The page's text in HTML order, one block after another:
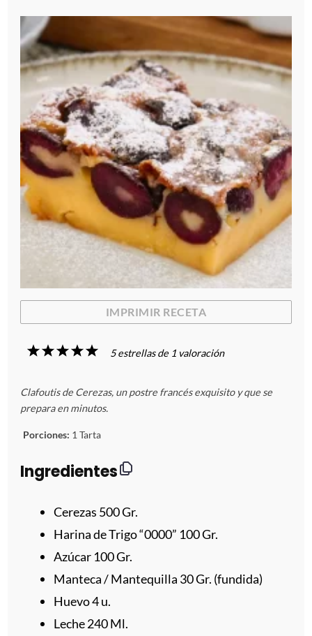
IMPRIMIR RECETA
5
s
t
r
e
l
l
a
s
4
s
t
r
l
l
a
s
3
s
t
r
l
l
a
s
2
s
t
r
e
l
l
a
s
1
s
t
r
l
l
a
5estrellas de 1 valoración
Clafoutis de Cerezas, un postre francés exquisito y que se
prepara en minutos.
Porciones: 1 Tarta
Ingredientes
Cerezas 500Gr.
Harina de Trigo “0000” 100 Gr.
Azúcar 100 Gr.
Manteca / Mantequilla 30 Gr. (fundida)
Huevo4u.
Leche240Ml.